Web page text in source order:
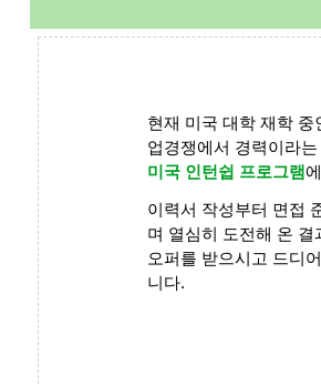
현재 미국 대학 재학
업경쟁에서 경력이라
미국 인턴쉽 프로그램
이력서 작성부터 면접
며 열심히 도전해 온
오퍼를 받으시고 드디
니다.